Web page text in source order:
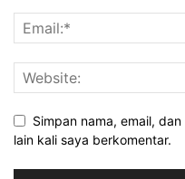
Simpan nama, email,
lain kali saya berkomentar.